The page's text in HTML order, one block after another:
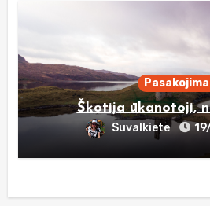
Škotija ūkanotoji,
Suvalkiete